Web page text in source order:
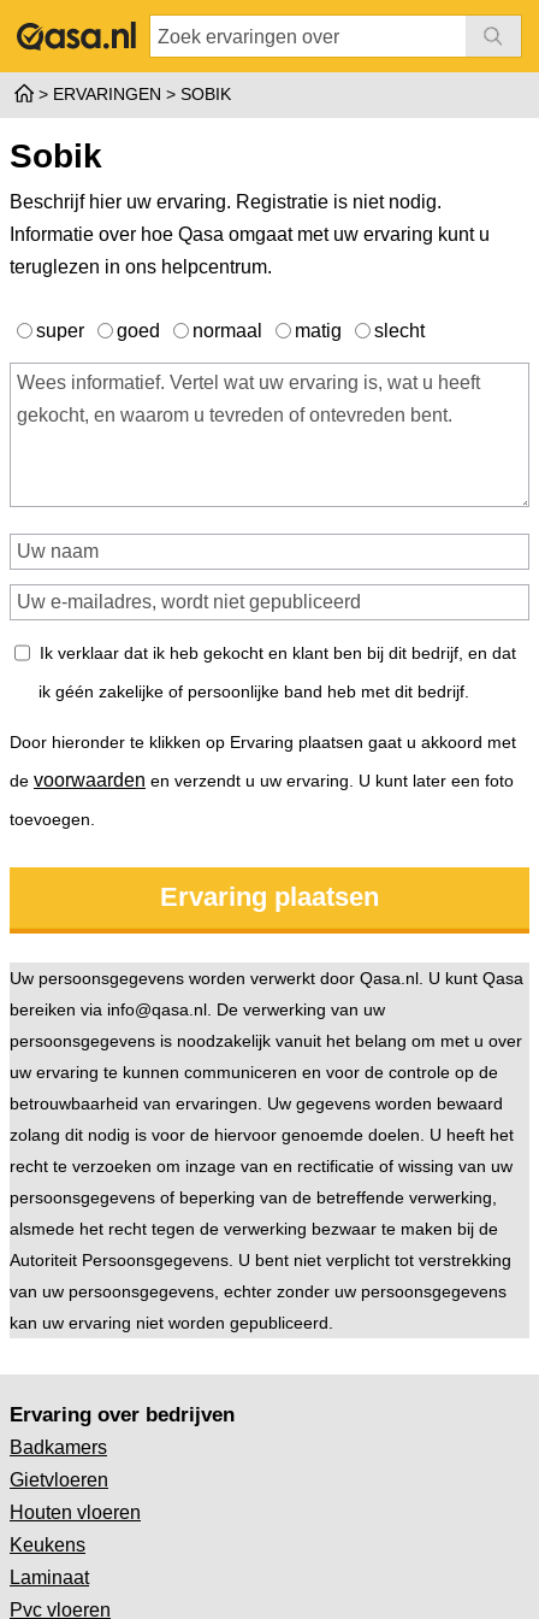
ERVARINGEN SOBIK
Sobik
Beschrijf hier uw ervaring. Registratie is niet nodig.
Informatie over hoe Qasa omgaat met uw ervaring kunt u
teruglezen in ons helpcentrum.
super goed normaal matig slecht
Ik verklaar dat ik heb gekocht en klant ben bij dit bedrijf, en dat
ik géén zakelijke of persoonlijke band heb met dit bedrijf.
Door hieronder te klikken op Ervaring plaatsen gaat u akkoord met
de voorwaarden en verzendt u uw ervaring. U kunt later een foto
toevoegen.
Uw persoonsgegevens worden verwerkt door Qasa.nl. U kunt Qasa
bereiken via info@qasa.nl. De verwerking van uw
persoonsgegevens is noodzakelijk vanuit het belang om met u over
uw ervaring te kunnen communiceren en voor de controle op de
betrouwbaarheid van ervaringen. Uw gegevens worden bewaard
zolang dit nodig is voor de hiervoor genoemde doelen. U heeft het
recht te verzoeken om inzage van en rectificatie of wissing van uw
persoonsgegevens of beperking van de betreffende verwerking,
alsmede het recht tegen de verwerking bezwaar te maken bij de
Autoriteit Persoonsgegevens. U bent niet verplicht tot verstrekking
van uw persoonsgegevens, echter zonder uw persoonsgegevens
kan uw ervaring niet worden gepubliceerd.
Ervaring over bedrijven
Badkamers
Gietvloeren
Houten vloeren
Keukens
Laminaat
Pvc vloeren